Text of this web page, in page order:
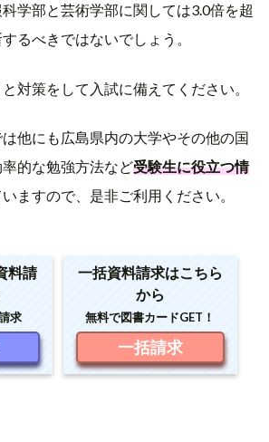
学部と芸術学部に関しては3.0倍を超
るべきではないでしょう。
対策をして入試に備えてください。
他にも広島県内の大学やその他の国
的な勉強方法など受験生に役立つ情
ますので、是非ご利用ください。
料請
求
一括資料請求はこちら
から
無料で図書カードGET！
一括請求